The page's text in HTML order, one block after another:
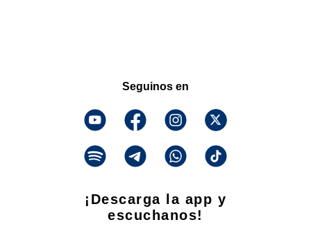
Seguinos en
¡Descarga la app y
escuchanos!